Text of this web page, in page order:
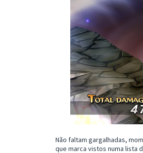
Não faltam gargalhadas,
que marca vistos numa lista